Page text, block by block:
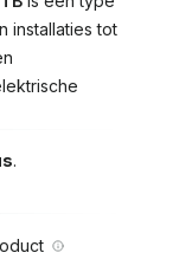
installaties tot
.